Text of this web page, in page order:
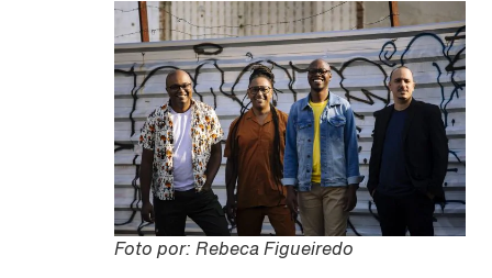
Foto por: Rebeca Figueiredo